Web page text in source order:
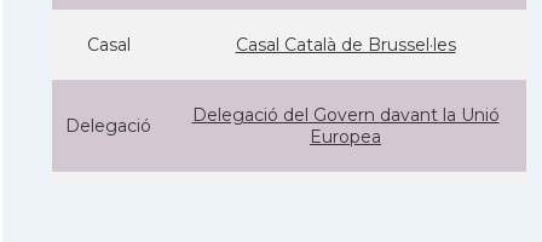
Casal Casal Català de Brussel·les
Delegació
Delegació del Govern davant la Unió
Europea